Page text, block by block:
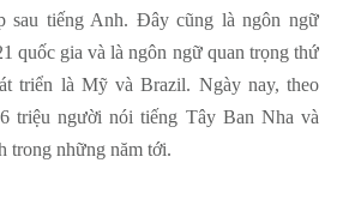
sau tiếng Anh. Đây cũng là ngôn ngữ
quốc gia và là ngôn ngữ quan trọng thứ
triển là Mỹ và Brazil. Ngày nay, theo
triệu người nói tiếng Tây Ban Nha và
trong những năm tới.